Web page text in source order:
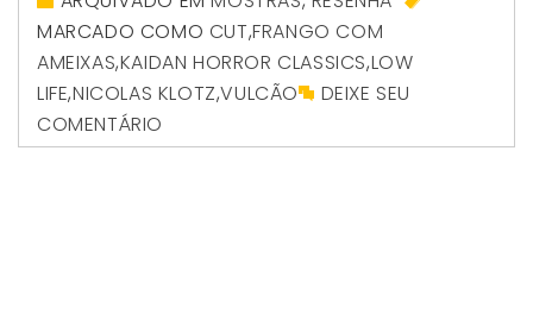
MARCADO COMO CUT,FRANGO COM
AMEIXAS,KAIDAN HORROR CLASSICS,LOW
LIFE,NICOLAS KLOTZ,VULCÃO
DEIXE SEU
COMENTÁRIO